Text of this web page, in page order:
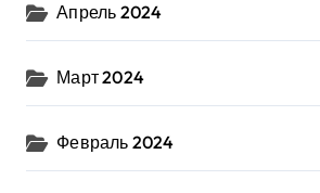
Апрель 2024
Март 2024
Февраль 2024